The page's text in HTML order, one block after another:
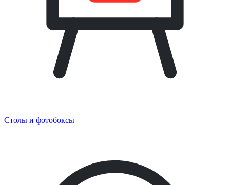
Столы и фотобоксы